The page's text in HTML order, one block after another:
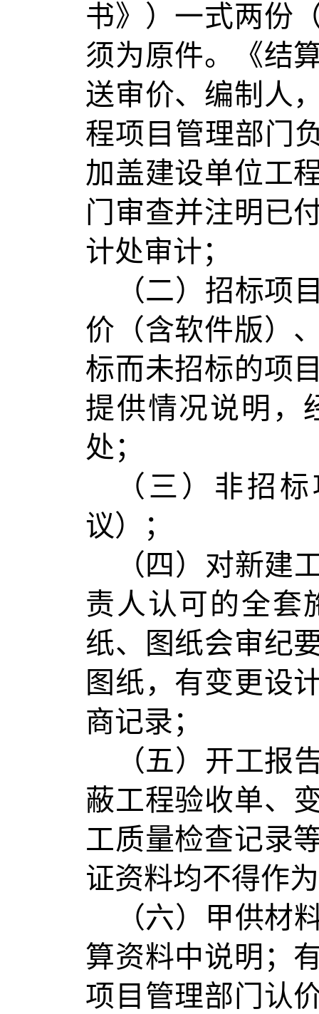
书》）一式两份
须为原件。《结
送审价、编制人
程项目管理部门
加盖建设单位工
门审查并注明已
计处审计；
（二）招标项
价（含软件版）
标而未招标的项
提供情况说明，
处；
（三）非招
议）；
（四）对新建
责人认可的全套
纸、图纸会审纪
图纸，有变更设
商记录；
（五）开工报
蔽工程验收单、
工质量检查记录
证资料均不得作
（六）甲供材
算资料中说明；
项目管理部门认